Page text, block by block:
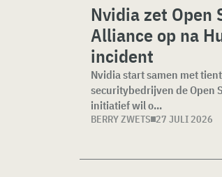
Nvidia zet Open
Alliance op na
incident
Nvidia start samen met
securitybedrijven de Open
initiatief wil o...
BERRY ZWETS 27 JULI 2026